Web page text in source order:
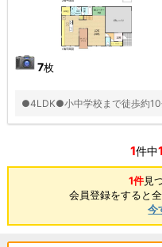
7枚
●4LDK●小中学校まで徒歩約
1件中
1件見
会員登録をすると全
今